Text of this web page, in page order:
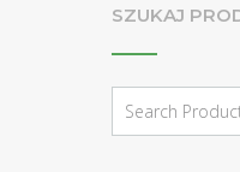
SZUKAJ
for: